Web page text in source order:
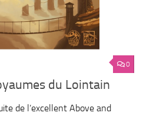
0
du Lointain
de l’excellent Above and